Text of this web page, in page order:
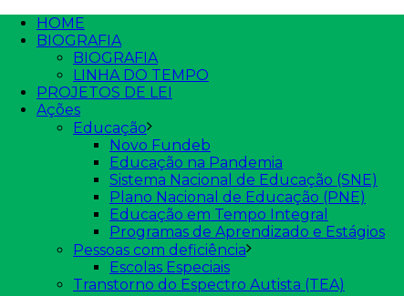
HOME
BIOGRAFIA
BIOGRAFIA
LINHA DO TEMPO
PROJETOS DE LEI
Ações
Educação
Novo Fundeb
Educação na Pandemia
Sistema Nacional de Educação (SNE)
Plano Nacional de Educação (PNE)
Educação em Tempo Integral
Programas de Aprendizado e Estágios
Pessoas com deficiência
Escolas Especiais
Transtorno do Espectro Autista (TEA)